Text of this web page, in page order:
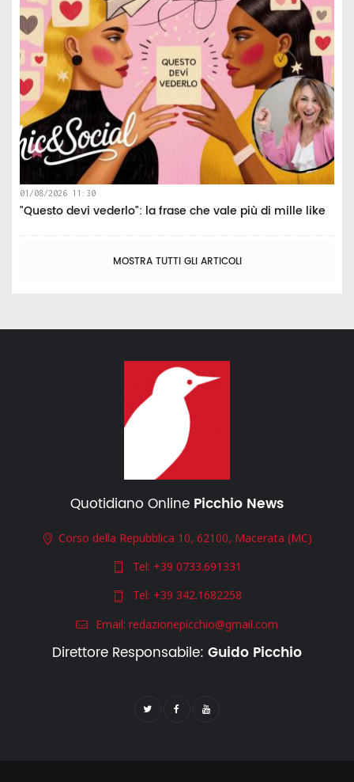
01/08/2026 11:30
"Questo devi vederlo": la frase che vale più di mille like
MOSTRA TUTTI GLI ARTICOLI
Quotidiano Online Picchio News
Corso della Repubblica 10, 62100, Macerata (MC)
Tel: +39 0733.691331
Tel: +39 342.1682258
Email: redazionepicchio@gmail.com
Direttore Responsabile: Guido Picchio